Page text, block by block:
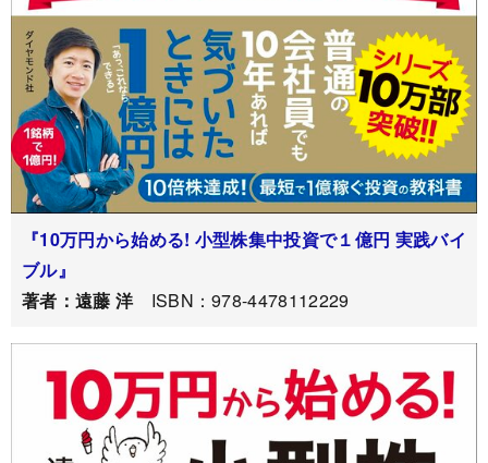
『10万円から始める! 小型株集中投資で１億円 実践バイ
ブル』
著者：遠藤 洋 ISBN：978-4478112229